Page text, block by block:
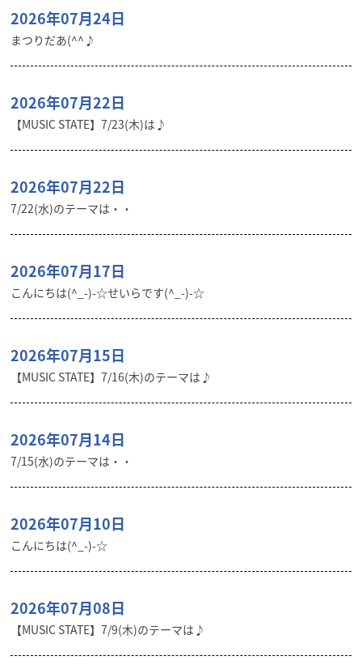
2026年07月24日
まつりだあ(^^♪
2026年07月22日
【MUSIC STATE】7/23(木)は♪
2026年07月22日
7/22(水)のテーマは・・
2026年07月17日
こんにちは(^_-)-☆せいらです(^_-)-☆
2026年07月15日
【MUSIC STATE】7/16(木)のテーマは♪
2026年07月14日
7/15(水)のテーマは・・
2026年07月10日
こんにちは(^_-)-☆
2026年07月08日
【MUSIC STATE】7/9(木)のテーマは♪